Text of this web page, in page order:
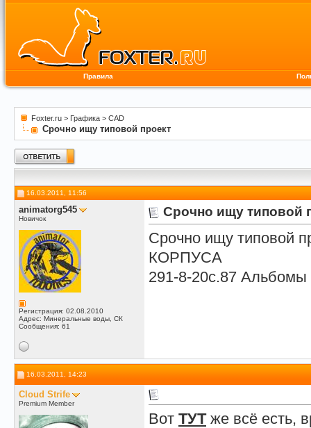
Правила
Foxter.ru > Графика > CAD
Срочно ищу типовой проект
16.03.2011, 11:56
animatorg545
Новичок
Регистрация: 02.08.2010
Адрес: Минеральные воды, СК
Сообщения: 61
Срочно ищу типовой
Срочно ищу
КОРПУСА
291-8-20с.87 Альбомы
16.03.2011, 14:23
Cloud Strife
Premium Member
Вот ТУТ же всё есть,